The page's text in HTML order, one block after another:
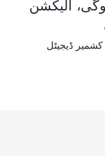
الیکشن
,کشمیر ڈیجیٹل